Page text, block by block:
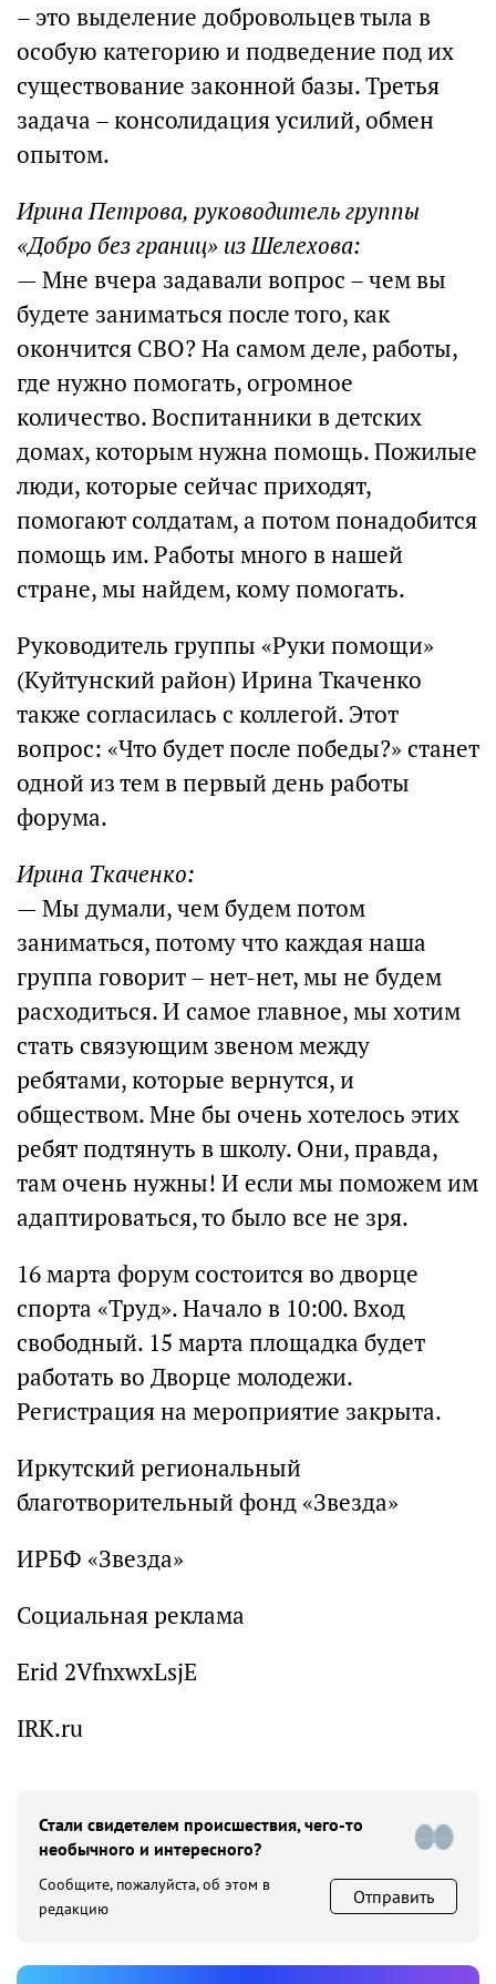
– это выделение добровольцев тыла в
особую категорию и подведение под их
существование законной базы. Третья
задача – консолидация усилий, обмен
опытом.
Ирина Петрова, руководитель группы
«Добро без границ» из Шелехова:
— Мне вчера задавали вопрос – чем вы
будете заниматься после того, как
окончится СВО? На самом деле, работы,
где нужно помогать, огромное
количество. Воспитанники в детских
домах, которым нужна помощь. Пожилые
люди, которые сейчас приходят,
помогают солдатам, а потом понадобится
помощь им. Работы много в нашей
стране, мы найдем, кому помогать.
Руководитель группы «Руки помощи»
(Куйтунский район) Ирина Ткаченко
также согласилась с коллегой. Этот
вопрос: «Что будет после победы?» станет
одной из тем в первый день работы
форума.
Ирина Ткаченко:
— Мы думали, чем будем потом
заниматься, потому что каждая наша
группа говорит – нет-нет, мы не будем
расходиться. И самое главное, мы хотим
стать связующим звеном между
ребятами, которые вернутся, и
обществом. Мне бы очень хотелось этих
ребят подтянуть в школу. Они, правда,
там очень нужны! И если мы поможем им
адаптироваться, то было все не зря.
16 марта форум состоится во дворце
спорта «Труд». Начало в 10:00. Вход
свободный. 15 марта площадка будет
работать во Дворце молодежи.
Регистрация на мероприятие закрыта.
Иркутский региональный
благотворительный фонд «Звезда»
ИРБФ «Звезда»
Социальная реклама
Erid 2VfnxwxLsjE
IRK.ru
Стали свидетелем происшествия, чего-то
необычного и интересного?
Сообщите, пожалуйста, об этом в
редакцию
Отправить